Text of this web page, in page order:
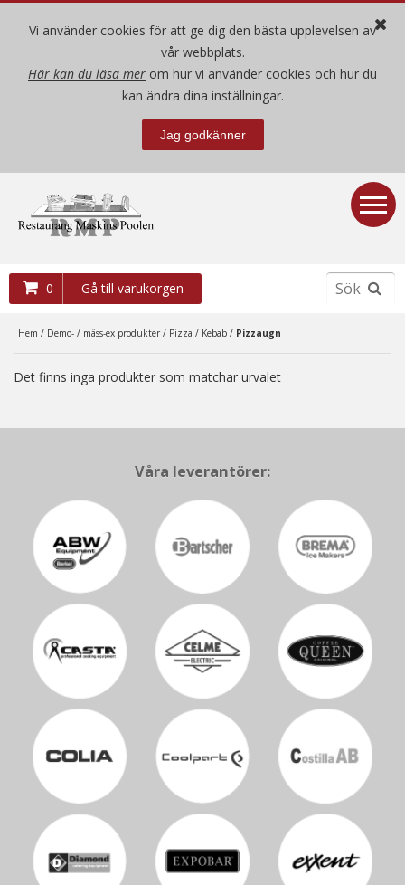
Vi använder cookies för att ge dig den bästa upplevelsen av
vår webbplats.
Här kan du läsa mer om hur vi använder cookies och hur du
kan ändra dina inställningar.
Jag godkänner
Gå till varukorgen
0
Hem
Nya produkter
Villkor
Hem / Demo- / mäss-ex produkter / Pizza / Kebab / Pizzaugn
Det finns inga produkter som matchar urvalet
Våra leverantörer: